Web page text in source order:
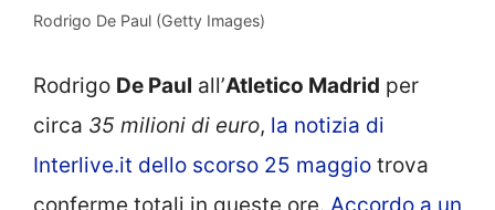
Rodrigo De Paul (Getty Images)
Rodrigo De Paul all’Atletico Madrid per
circa 35 milioni di euro, la notizia di
Interlive.it dello scorso 25 maggio trova